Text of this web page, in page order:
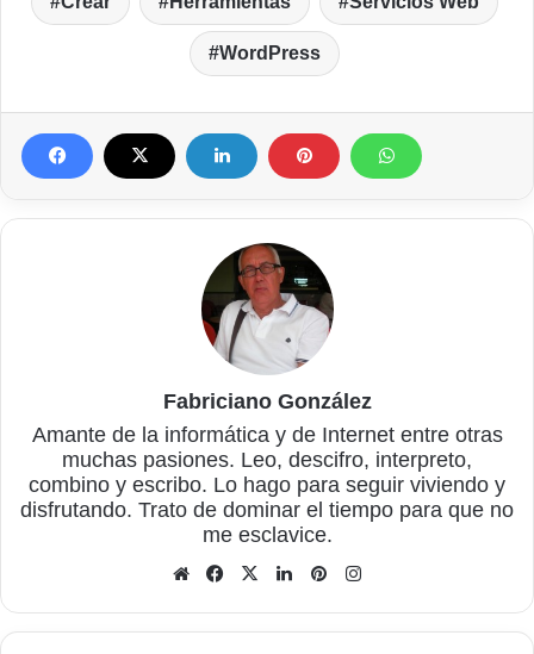
WordPress
Fabriciano González
Amante de la informática y de Internet entre otras
muchas pasiones. Leo, descifro, interpreto,
combino y escribo. Lo hago para seguir viviendo y
disfrutando. Trato de dominar el tiempo para que no
me esclavice.
Sitio
Facebook
X LinkedInPinterest